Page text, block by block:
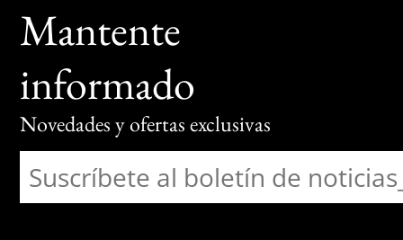
Mantente
informado
Novedades y ofertas exclusivas